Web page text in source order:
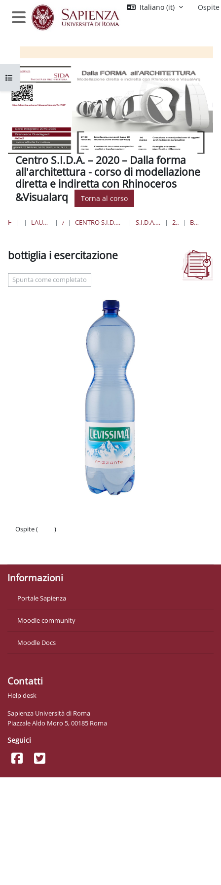
Vai al contenuto principale
Pannello laterale
Italiano ‎(it)‎ Ospite
Centro S.I.D.A. – 2020 – Dalla forma
all'architettura - corso di modellazione
diretta e indiretta con Rhinoceros
&Visualarq
Torna al corso
HOME CORSI LAUREE TRIENNALI, MAGISTRALI, A CICLO UNICO ARCHITETTURA CENTRO S.I.D.A. SPERIMENTAZIONE E INNOVAZIONE PER LA DIDATTICA DELLA FACOLTÀ DI ARCHITETTURA S.I.D.A. – 2020 CORSO MODELLAZIONE RHINO & VISUALARQ 27/02/2020 14:00 - 19:00 BOTTIGLIA I ESERCITAZIONE
Apri indice del corso
bottiglia i esercitazione
Spunta come completato
Ospite (
)
Informazioni
Portale Sapienza
Moodle community
Moodle Docs
Contatti
Help desk
Sapienza Università di Roma
Piazzale Aldo Moro 5, 00185 Roma
Seguici